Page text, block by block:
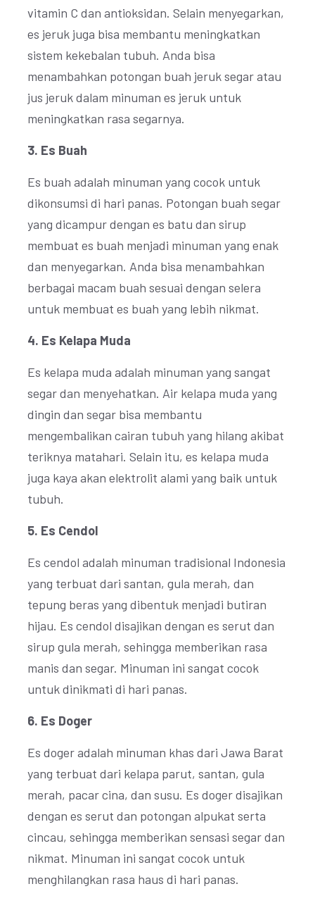
vitamin C dan antioksidan. Selain menyegarkan,
es jeruk juga bisa membantu meningkatkan
sistem kekebalan tubuh. Anda bisa
menambahkan potongan buah jeruk segar atau
jus jeruk dalam minuman es jeruk untuk
meningkatkan rasa segarnya.
3. Es Buah
Es buah adalah minuman yang cocok untuk
dikonsumsi di hari panas. Potongan buah segar
yang dicampur dengan es batu dan sirup
membuat es buah menjadi minuman yang enak
dan menyegarkan. Anda bisa menambahkan
berbagai macam buah sesuai dengan selera
untuk membuat es buah yang lebih nikmat.
4. Es Kelapa Muda
Es kelapa muda adalah minuman yang sangat
segar dan menyehatkan. Air kelapa muda yang
dingin dan segar bisa membantu
mengembalikan cairan tubuh yang hilang akibat
teriknya matahari. Selain itu, es kelapa muda
juga kaya akan elektrolit alami yang baik untuk
tubuh.
5. Es Cendol
Es cendol adalah minuman tradisional Indonesia
yang terbuat dari santan, gula merah, dan
tepung beras yang dibentuk menjadi butiran
hijau. Es cendol disajikan dengan es serut dan
sirup gula merah, sehingga memberikan rasa
manis dan segar. Minuman ini sangat cocok
untuk dinikmati di hari panas.
6. Es Doger
Es doger adalah minuman khas dari Jawa Barat
yang terbuat dari kelapa parut, santan, gula
merah, pacar cina, dan susu. Es doger disajikan
dengan es serut dan potongan alpukat serta
cincau, sehingga memberikan sensasi segar dan
nikmat. Minuman ini sangat cocok untuk
menghilangkan rasa haus di hari panas.